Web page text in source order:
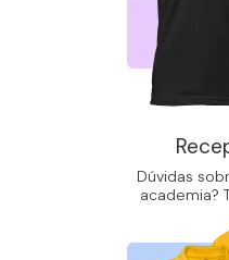
Dúvidas
academia?